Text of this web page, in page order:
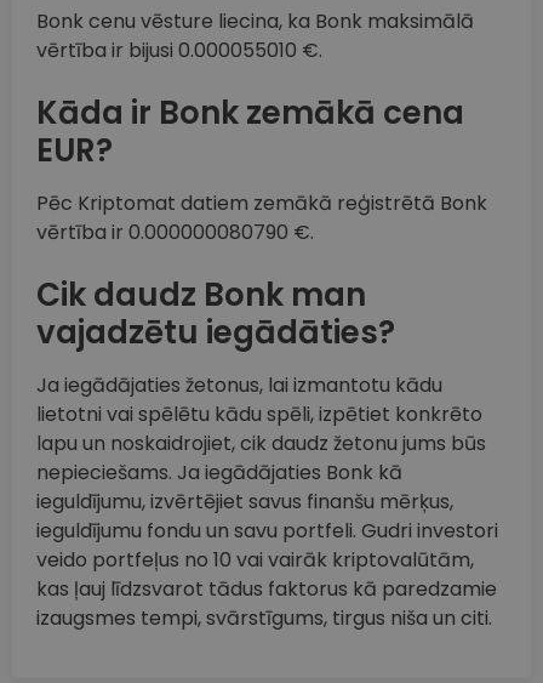
Bonk cenu vēsture liecina, ka Bonk maksimālā
vērtība ir bijusi 0.000055010 €.
Kāda ir Bonk zemākā cena
EUR?
Pēc Kriptomat datiem zemākā reģistrētā Bonk
vērtība ir 0.000000080790 €.
Cik daudz Bonk man
vajadzētu iegādāties?
Ja iegādājaties žetonus, lai izmantotu kādu
lietotni vai spēlētu kādu spēli, izpētiet konkrēto
lapu un noskaidrojiet, cik daudz žetonu jums būs
nepieciešams. Ja iegādājaties Bonk kā
ieguldījumu, izvērtējiet savus finanšu mērķus,
ieguldījumu fondu un savu portfeli. Gudri investori
veido portfeļus no 10 vai vairāk kriptovalūtām,
kas ļauj līdzsvarot tādus faktorus kā paredzamie
izaugsmes tempi, svārstīgums, tirgus niša un citi.